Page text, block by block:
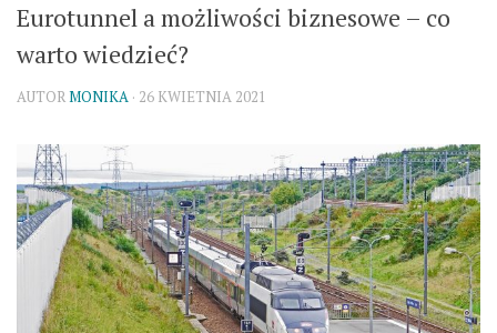
Eurotunnel a możliwości biznesowe – co
warto wiedzieć?
AUTORMONIKA · 26 KWIETNIA 2021